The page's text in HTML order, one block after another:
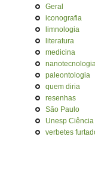
Geral
iconografia
limnologia
literatura
medicina
paleontologia
quem diria
resenhas
São Paulo
Unesp Ciência
verbetes